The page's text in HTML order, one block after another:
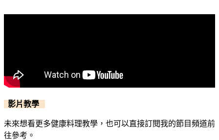
影片教學
未來想看更多健康料理教學，也可以直接訂閱我的節目頻道前
往參考。